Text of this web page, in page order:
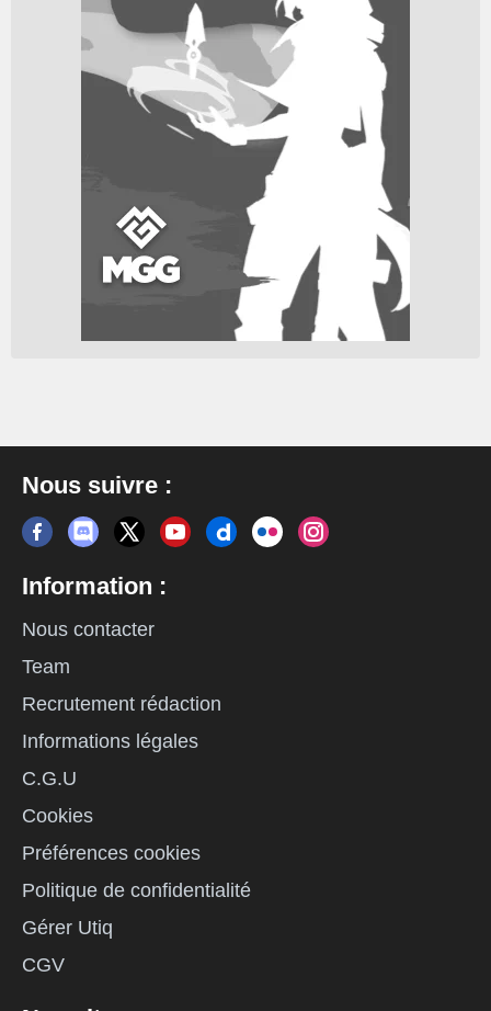
Nous suivre :
Information :
Nous contacter
Team
Recrutement rédaction
Informations légales
C.G.U
Cookies
Préférences cookies
Politique de confidentialité
Gérer Utiq
CGV